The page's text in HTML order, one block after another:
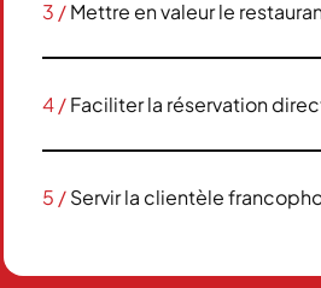
3 /Mettre en valeur le
4 /Faciliter la réservation
5 /Servir la clientèle